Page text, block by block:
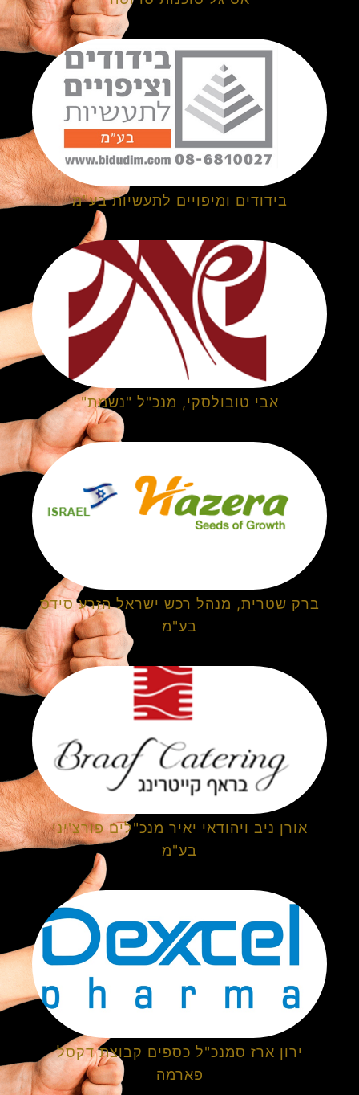
בידודים ומיפויים לתעשיות בע"מ
אבי טובולסקי, מנכ"ל "נשמת"
ברק שטרית, מנהל רכש ישראל הזרע סידס
בע"מ
אורן ניב ויהודאי יאיר מנכ"לים פורצ'יני
בע"מ
ירון ארז סמנכ"ל כספים קבוצת דקסל
פארמה